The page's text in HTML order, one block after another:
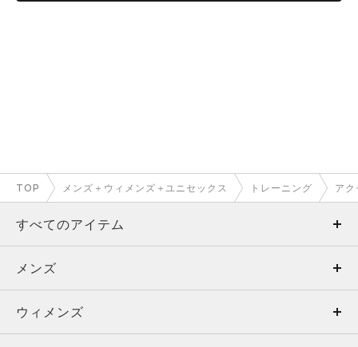
TOP メンズ＋ウィメンズ＋ユニセックス トレーニング ア
すべてのアイテム
メンズ
ウィメンズ
メンズ
トップス
ウィメンズ